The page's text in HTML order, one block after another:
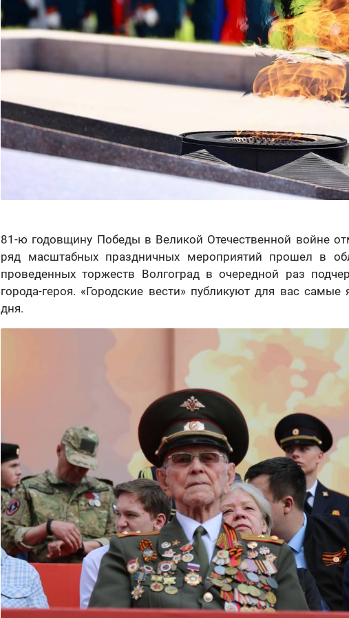
81-ю годовщину Победы в Великой Отечественной войне
ряд масштабных праздничных мероприятий прошел в
проведенных торжеств Волгоград в очередной раз
города-героя. «Городские вести» публикуют для вас
дня.